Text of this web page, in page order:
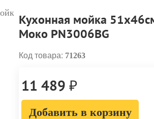
Кухонная мойка
Моко PN3006BG
Код товара: 71263
11 489₽
Добавить в корзину